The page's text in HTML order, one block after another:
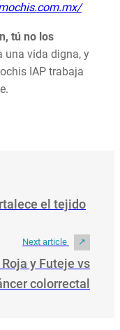
tú no los
una vida digna, y
IAP trabaja
el tejido
Next article
y Futeje vs
colorrectal